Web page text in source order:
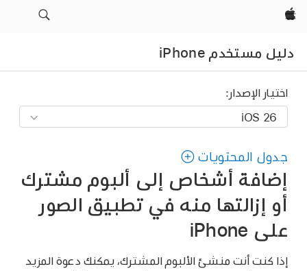
Apple‏
دليل مستخدم iPhone
اختيار الإصدار:
جدول المحتويات
إضافة أشخاص إلى ألبوم مشترك
أو إزالتها منه في تطبيق الصور
على iPhone
إذا كنت أنت منشئ الألبوم المشترك، يمكنك دعوة المزيد